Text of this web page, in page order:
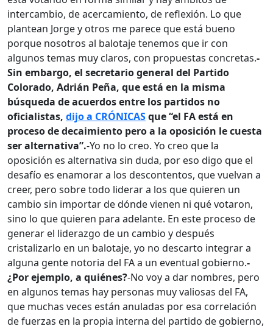
intercambio, de acercamiento, de reflexión. Lo que
plantean Jorge y otros me parece que está bueno
porque nosotros al balotaje tenemos que ir con
algunos temas muy claros, con propuestas concretas.-
Sin embargo, el secretario general del Partido
Colorado, Adrián Peña, que está en la misma
búsqueda de acuerdos entre los partidos no
oficialistas, dijo a CRÓNICASque “el FA está en
proceso de decaimiento pero a la oposición le cuesta
ser alternativa”.-Yo no lo creo. Yo creo que la
oposición es alternativa sin duda, por eso digo que el
desafío es enamorar a los descontentos, que vuelvan a
creer, pero sobre todo liderar a los que quieren un
cambio sin importar de dónde vienen ni qué votaron,
sino lo que quieren para adelante. En este proceso de
generar el liderazgo de un cambio y después
cristalizarlo en un balotaje, yo no descarto integrar a
alguna gente notoria del FA a un eventual gobierno.-
¿Por ejemplo, a quiénes?-No voy a dar nombres, pero
en algunos temas hay personas muy valiosas del FA,
que muchas veces están anuladas por esa correlación
de fuerzas en la propia interna del partido de gobierno,